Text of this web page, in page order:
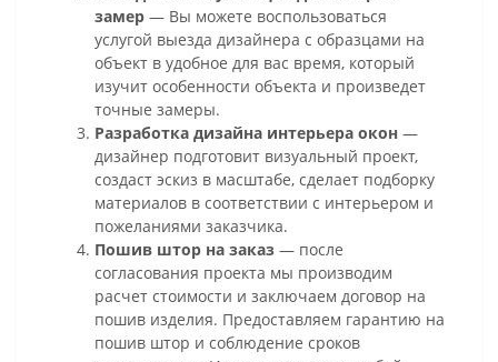
замер — Вы можете воспользоваться
услугой выезда дизайнера с образцами на
объект в удобное для вас время, который
изучит особенности объекта и произведет
точные замеры.
Разработка дизайна интерьера окон —
дизайнер подготовит визуальный проект,
создаст эскиз в масштабе, сделает подборку
материалов в соответствии с интерьером и
пожеланиями заказчика.
Пошив штор на заказ — после
согласования проекта мы производим
расчет стоимости и заключаем договор на
пошив изделия. Предоставляем гарантию на
пошив штор и соблюдение сроков